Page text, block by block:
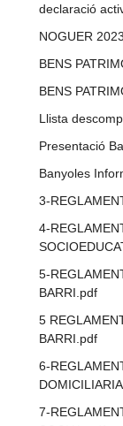
declaració
NOGUER
BENS
BENS
Llista
Presentació
Banyoles
3-
4-
5-
BARRI.pdf
5
BARRI.pdf
6-
7-